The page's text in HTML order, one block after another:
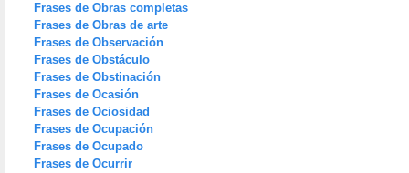
Frases de Obras completas
Frases de Obras de arte
Frases de Observación
Frases de Obstáculo
Frases de Obstinación
Frases de Ocasión
Frases de Ociosidad
Frases de Ocupación
Frases de Ocupado
Frases de Ocurrir